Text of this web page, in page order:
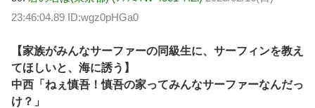
23:46:04.89 ID:wgz0pHGa0
【家族がみんなサーファーの同級生に、サーフィンを教え
てほしいと、海に誘う】
中西「ねぇ慎吾！慎吾の家ってみんなサーファーなんだっ
け？」